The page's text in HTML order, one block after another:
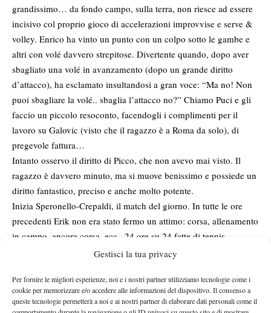
Gestisci la tua privacy
Per fornire le migliori esperienze, noi e i nostri partner utilizziamo tecnologie come i
cookie per memorizzare e/o accedere alle informazioni del dispositivo. Il consenso a
queste tecnologie permetterà a noi e ai nostri partner di elaborare dati personali come il
grandissimo… da fondo campo, sulla terra, non riesce ad essere
incisivo col proprio gioco di accelerazioni improvvise e serve &
volley. Enrico ha vinto un punto con un colpo sotto le gambe e
altri con volé davvero strepitose. Divertente quando, dopo aver
sbagliato una volé in avanzamento (dopo un grande diritto
d’attacco), ha esclamato insultandosi a gran voce: “Ma no! Non
puoi sbagliare la volé.. sbaglia l’attacco no?” Chiamo Puci e gli
faccio un piccolo resoconto, facendogli i complimenti per il
lavoro su Galovic (visto che il ragazzo è a Roma da solo), di
pregevole fattura…
Intanto osservo il diritto di Picco, che non avevo mai visto. Il
ragazzo è davvero minuto, ma si muove benissimo e possiede un
diritto fantastico, preciso e anche molto potente.
Inizia Speronello-Crepaldi, il match del giorno. In tutte le ore
precedenti Erik non era stato fermo un attimo: corsa, allenamento
in campo, ancora corsa, ecc.. 24 ore su 24 fatte di tennis.
Speronello a tennis gioca benissimo, ma non credo sia la sua
risposta d’incontro di tutta la giornata di quali…
Sul finire della giornata, assistiamo ad un bellissimo allenamento